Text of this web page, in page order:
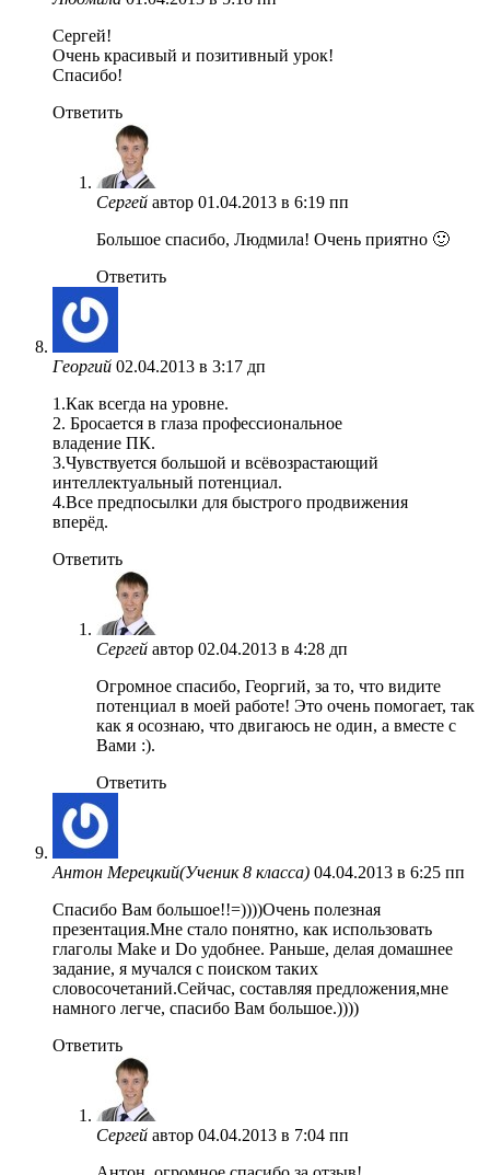
Сергей!
Очень красивый и позитивный урок!
Спасибо!
Ответить
Сергей автор 01.04.2013 в 6:19 пп
Большое спасибо, Людмила! Очень приятно 🙂
Ответить
Георгий 02.04.2013 в 3:17 дп
1.Как всегда на уровне.
2. Бросается в глаза профессиональное
владение ПК.
3.Чувствуется большой и всёвозрастающий
интеллектуальный потенциал.
4.Все предпосылки для быстрого продвижения
вперёд.
Ответить
Сергей автор 02.04.2013 в 4:28 дп
Огромное спасибо, Георгий, за то, что видите
потенциал в моей работе! Это очень помогает, так
как я осознаю, что двигаюсь не один, а вместе с
Вами :).
Ответить
Антон Мерецкий(Ученик 8 класса) 04.04.2013 в 6:25 пп
Спасибо Вам большое!!=))))Очень полезная
презентация.Мне стало понятно, как использовать
глаголы Make и Do удобнее. Раньше, делая домашнее
задание, я мучался с поиском таких
словосочетаний.Сейчас, составляя предложения,мне
намного легче, спасибо Вам большое.))))
Ответить
Сергей автор 04.04.2013 в 7:04 пп